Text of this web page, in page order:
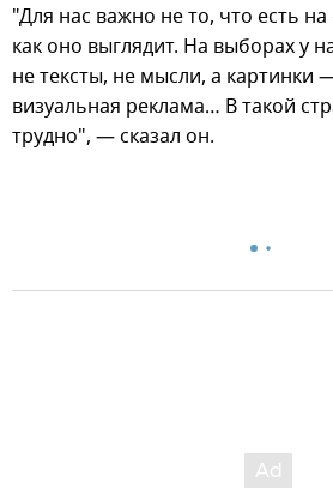
"Для нас важно не то, что есть
как оно выглядит. На выборах у
не тексты, не мысли, а картинки
визуальная реклама… В такой
трудно", — сказал он.